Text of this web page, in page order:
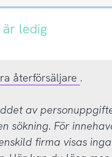
är ledig
återförsäljare .
av
sökning. För
firma visas inga